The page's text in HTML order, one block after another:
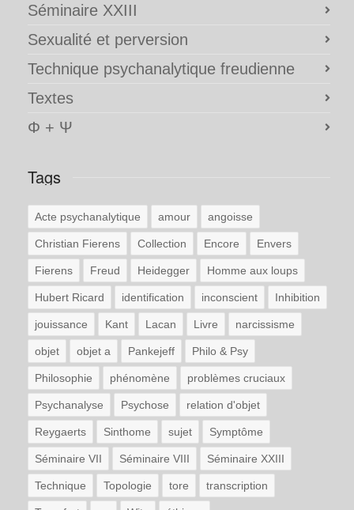
Séminaire XXIII
Sexualité et perversion
Technique psychanalytique freudienne
Textes
Φ + Ψ
Tags
Acte psychanalytique amour angoisse
Christian Fierens Collection Encore Envers
Fierens Freud Heidegger Homme aux loups
Hubert Ricard identification inconscient Inhibition
jouissance Kant Lacan Livre narcissisme
objet objet a Pankejeff Philo & Psy
Philosophie phénomène problèmes cruciaux
Psychanalyse Psychose relation d'objet
Reygaerts Sinthome sujet Symptôme
Séminaire VII Séminaire VIII Séminaire XXIII
Technique Topologie tore transcription